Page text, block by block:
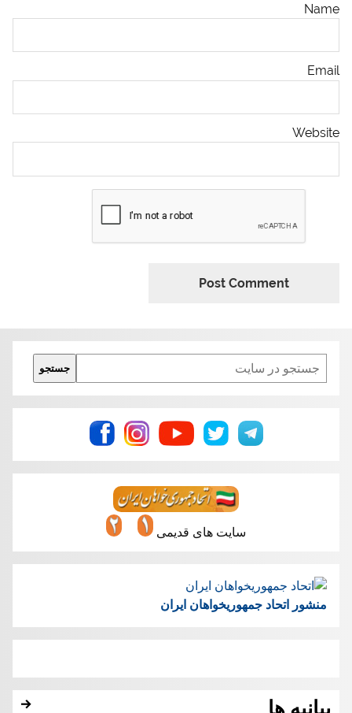
Name
Email
Website
Search
جستجو
سایت های قدیمی
منشور اتحاد جمهوریخواهان ایران